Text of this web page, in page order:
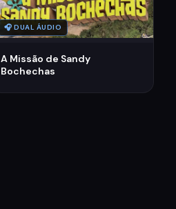
🎧 DUAL ÁUDIO
A Missão de Sandy
Bochechas